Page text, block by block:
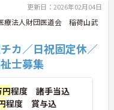
更新日：2026年02月04日
療法人財団医道会 稲荷山武
カ／日祝固定休／
士募集
程度 諸手当込
程度 賞与込